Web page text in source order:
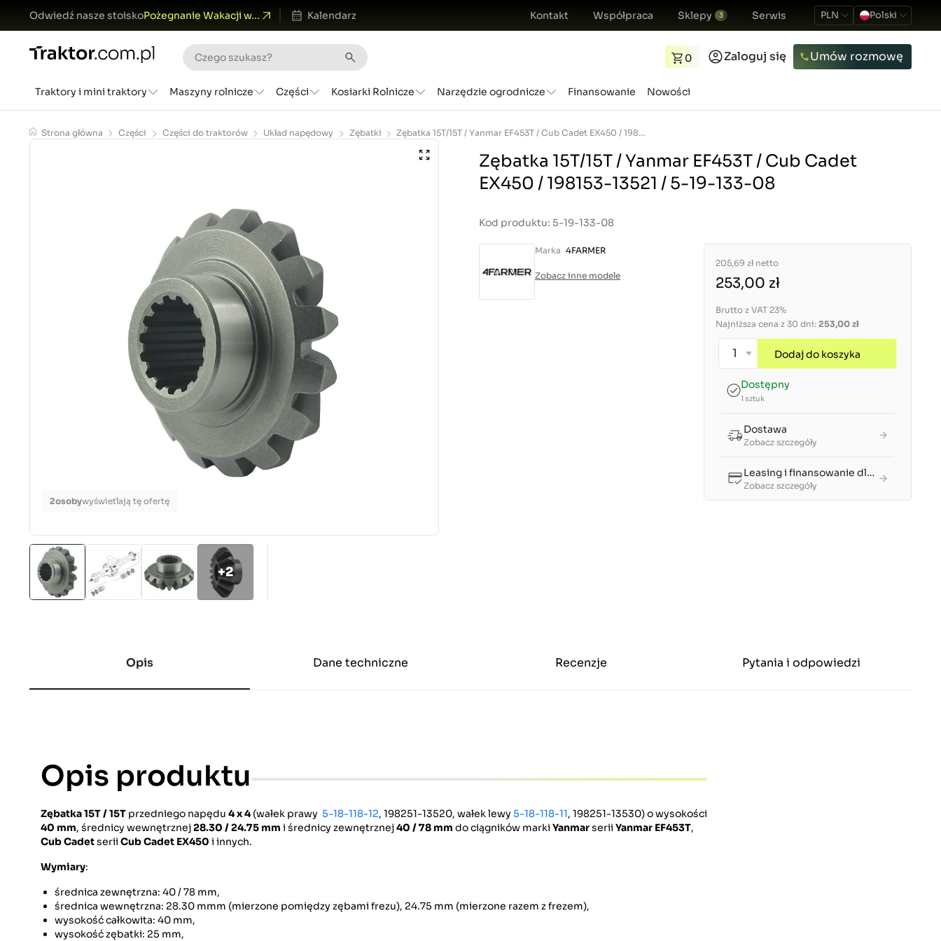
Odwiedź nasze stoiskoPożegnanie Wakacji w... Kalendarz Kontakt Współpraca Sklepy 3 Serwis PLN Polski
0 Zaloguj się Umów rozmowę
Traktory i mini traktory Maszyny rolnicze Części Kosiarki Rolnicze Narzędzie ogrodnicze Finansowanie Nowości
Strona główna Części Części do traktorów Układ napędowy Zębatki Zębatka 15T/15T / Yanmar EF453T / Cub Cadet EX450 / 198153-13521 / 5-19-133-08
2osobywyświetlają tę ofertę
+2
Zębatka 15T/15T / Yanmar EF453T / Cub Cadet
EX450 / 198153-13521 / 5-19-133-08
Kod produktu: 5-19-133-08
Marka 4FARMER
Zobacz inne modele
205,69 zł netto
253,00 zł
Brutto z VAT 23%
Najniższa cena z 30 dni: 253,00 zł
Dodaj do koszyka
Dostępny
1 sztuk
Dostawa
Zobacz szczegóły
Leasing i finansowanie dla firm
Zobacz szczegóły
Opis Dane techniczne Recenzje Pytania i odpowiedzi
Opis produktu
Zębatka 15T / 15T przedniego napędu 4 x 4(wałek prawy 5-18-118-12, 198251-13520, wałek lewy 5-18-118-11, 198251-13530) o wysokości
40 mm, średnicy wewnętrznej28.30 / 24.75 mm i średnicy zewnętrznej40 / 78 mm do ciągników marki Yanmarserii Yanmar EF453T,
Cub Cadetserii Cub Cadet EX450 i innych.
Wymiary:
średnica zewnętrzna: 40 / 78 mm,
średnica wewnętrzna: 28.30 mmm (mierzone pomiędzy zębami frezu), 24.75 mm (mierzone razem z frezem),
wysokość całkowita: 40 mm,
wysokość zębatki: 25 mm,